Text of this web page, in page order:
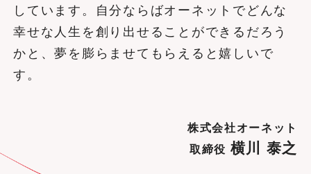
しています。自分ならばオーネットでどんな
幸せな人生を創り出せることができるだろう
かと、夢を膨らませてもらえると嬉しいで
す。
株式会社オーネット
取締役 横川 泰之